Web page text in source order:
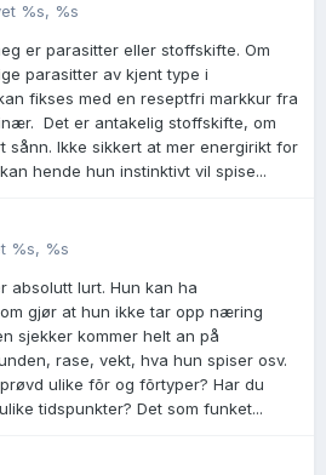
%s, %s
er parasitter eller stoffskifte. Om
parasitter av kjent type i
fikses med en reseptfri markkur fra
Det er antakelig stoffskifte, om
sånn. Ikke sikkert at mer energirikt for
hende hun instinktivt vil spise...
%s, %s
absolutt lurt. Hun kan ha
gjør at hun ikke tar opp næring
sjekker kommer helt an på
rase, vekt, hva hun spiser osv.
ulike fõr og fõrtyper? Har du
tidspunkter? Det som funket...